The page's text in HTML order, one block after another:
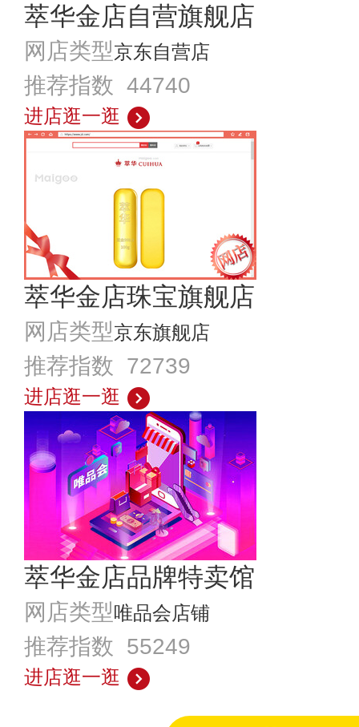
萃华金店自营旗舰店
网店类型京东自营店
推荐指数 44740
进店逛一逛
萃华金店珠宝旗舰店
网店类型京东旗舰店
推荐指数 72739
进店逛一逛
萃华金店品牌特卖馆
网店类型唯品会店铺
推荐指数 55249
进店逛一逛